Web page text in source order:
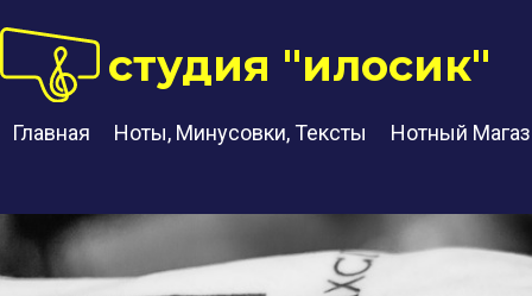
Главная Ноты, Минусовки, Тексты Нотный
студия "илосик"